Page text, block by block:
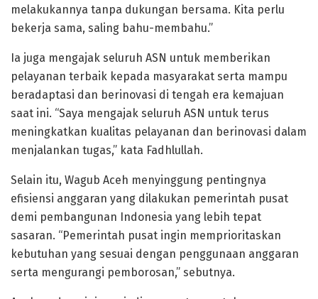
melakukannya tanpa dukungan bersama. Kita perlu
bekerja sama, saling bahu-membahu.”
Ia juga mengajak seluruh ASN untuk memberikan
pelayanan terbaik kepada masyarakat serta mampu
beradaptasi dan berinovasi di tengah era kemajuan
saat ini. “Saya mengajak seluruh ASN untuk terus
meningkatkan kualitas pelayanan dan berinovasi dalam
menjalankan tugas,” kata Fadhlullah.
Selain itu, Wagub Aceh menyinggung pentingnya
efisiensi anggaran yang dilakukan pemerintah pusat
demi pembangunan Indonesia yang lebih tepat
sasaran. “Pemerintah pusat ingin memprioritaskan
kebutuhan yang sesuai dengan penggunaan anggaran
serta mengurangi pemborosan,” sebutnya.